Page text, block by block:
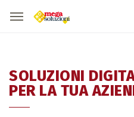
SOLUZIONI
PER LA TUA